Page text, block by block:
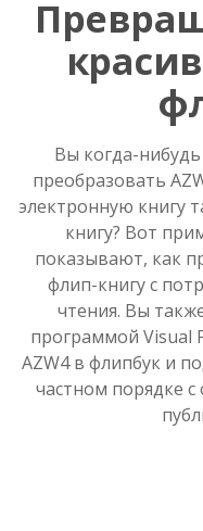
Вы когда-
преобразовать
электронную книгу
книгу? Вот
показывают, как
флип-книгу с
чтения. Вы
программой Visual
AZW4 в флипбук и
частном порядке